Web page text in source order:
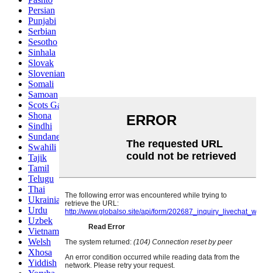
Persian
Punjabi
Serbian
Sesotho
Sinhala
Slovak
Slovenian
Somali
Samoan
Scots Gaelic
Shona
Sindhi
Sundanese
Swahili
Tajik
Tamil
Telugu
Thai
Ukrainian
Urdu
Uzbek
Vietnamese
Welsh
Xhosa
Yiddish